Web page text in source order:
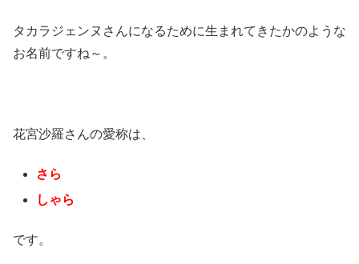
タカラジェンヌさんになるために生まれてきたかのような
お名前ですね～。
花宮沙羅さんの愛称は、
さら
しゃら
です。